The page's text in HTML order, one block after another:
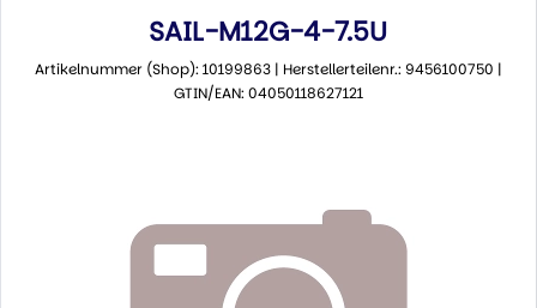
SAIL-M12G-4-7.5U
Artikelnummer (Shop): 10199863 | Herstellerteilenr.: 9456100750 |
GTIN/EAN: 04050118627121